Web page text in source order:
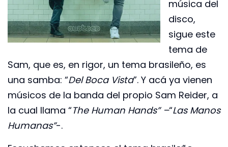
música del
disco,
sigue este
tema de
Sam, que es, en rigor, un tema brasileño, es
una samba: “Del Boca Vista”. Y acá ya vienen
músicos de la banda del propio Sam Reider, a
la cual llama “The Human Hands” –“Las Manos
Humanas”-.